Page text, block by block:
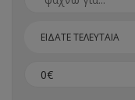
ΕΙΔΑΤΕ ΤΕΛΕΥΤΑΙΑ
0€